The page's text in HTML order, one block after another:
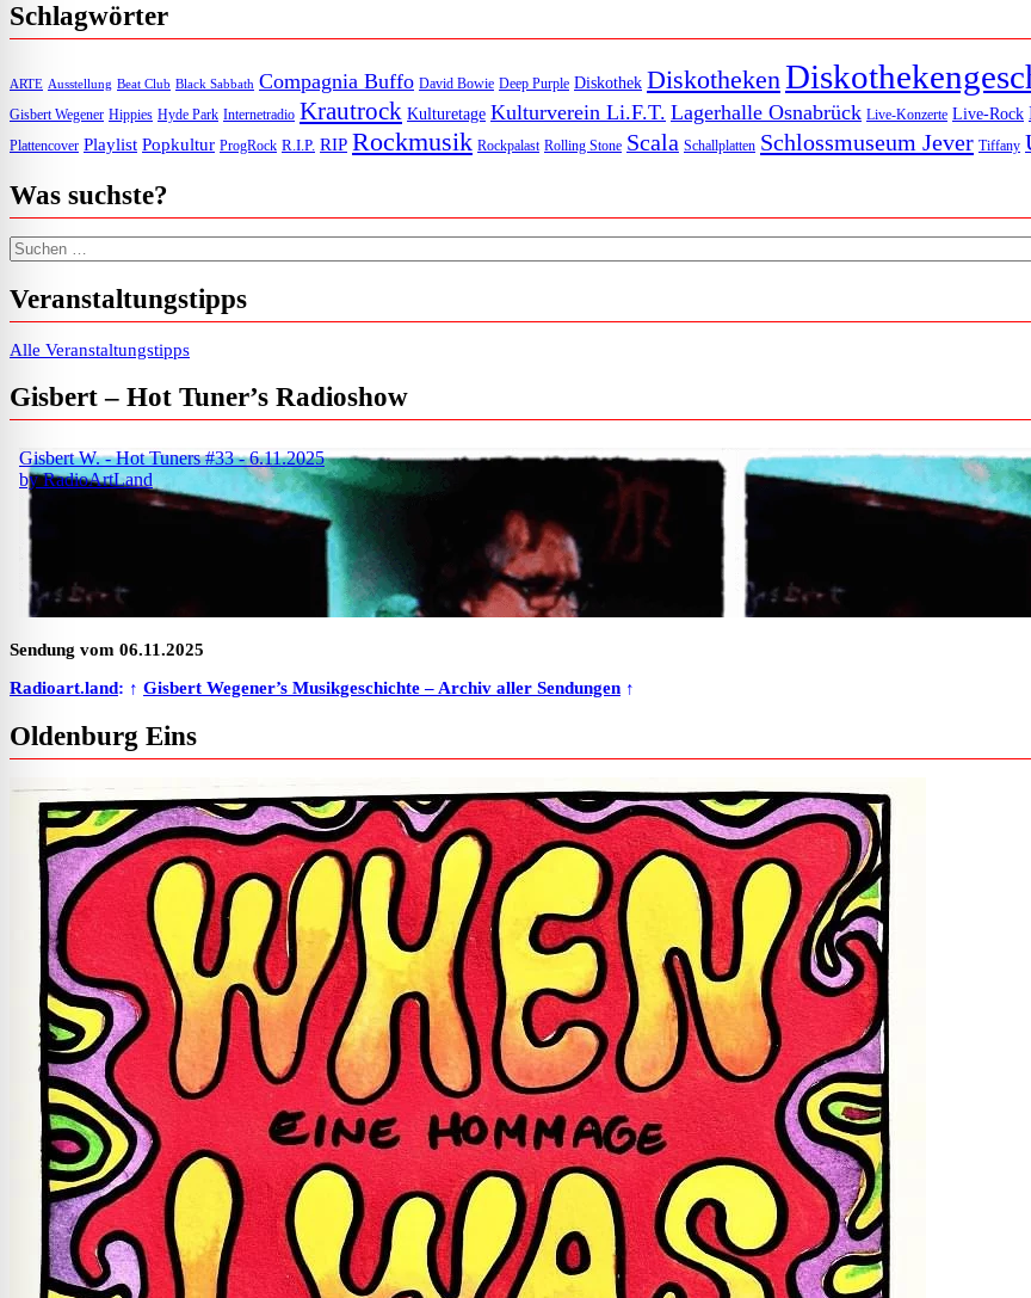
Schlagwörter
ARTE Ausstellung Beat Club Black Sabbath Compagnia Buffo David Bowie Deep Purple Diskothek Diskotheken
Gisbert Wegener Hippies Hyde Park Internetradio Krautrock Kulturetage Kulturverein Li.F.T. Lagerhalle Osnabrück Live-Konzerte Live-Rock
Plattencover Playlist Popkultur ProgRock R.I.P. RIP Rockmusik Rockpalast Rolling Stone Scala Schallplatten Schlossmuseum Jever Tiffany
Was suchste?
Suchen nach:
Veranstaltungstipps
Alle Veranstaltungstipps
Gisbert – Hot Tuner’s Radioshow
Sendung vom 06.11.2025
Radioart.land: ↑ Gisbert Wegener’s Musikgeschichte – Archiv aller Sendungen ↑
Oldenburg Eins